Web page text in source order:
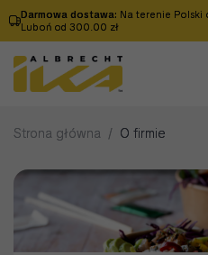
Darmowa dostawa: Na terenie Polski
Luboń od 300.00 zł
Strona główna / O firmie